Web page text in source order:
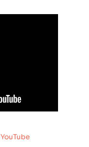
YouTube